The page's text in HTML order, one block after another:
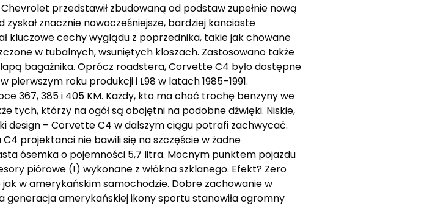
przedstawił zbudowaną od podstaw zupełnie nową
znacznie nowocześniejsze, bardziej kanciaste
kluczowe cechy wyglądu z poprzednika, takie jak chowane
w tubalnych, wsuniętych kloszach. Zastosowano także
bagażnika. Oprócz roadstera, Corvette C4 było dostępne
roku produkcji i L98 w latach 1985–1991.
367, 385 i 405 KM. Każdy, kto ma choć trochę benzyny we
tych, którzy na ogół są obojętni na podobne dźwięki. Niskie,
design – Corvette C4 w dalszym ciągu potrafi zachwycać.
projektanci nie bawili się na szczęście w żadne
ósemka o pojemności 5,7 litra. Mocnym punktem pojazdu
piórowe (!) wykonane z włókna szklanego. Efekt? Zero
w amerykańskim samochodzie. Dobre zachowanie w
generacja amerykańskiej ikony sportu stanowiła ogromny